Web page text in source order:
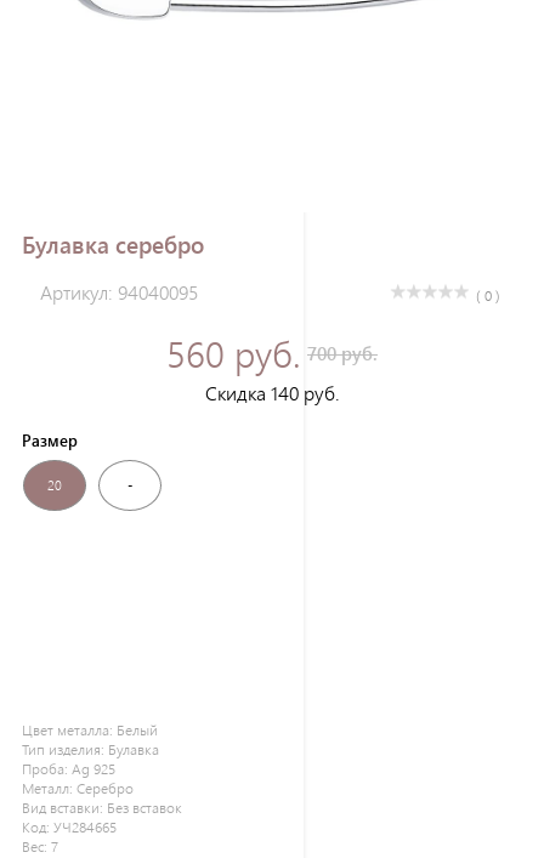
Булавка серебро
Артикул: 94040095 ( 0 )
560 руб. 700 руб.
Скидка 140 руб.
Размер
20 -
Цвет металла: Белый
Тип изделия: Булавка
Проба: Ag 925
Металл: Серебро
Вид вставки: Без вставок
Код: УЧ284665
Вес: 7